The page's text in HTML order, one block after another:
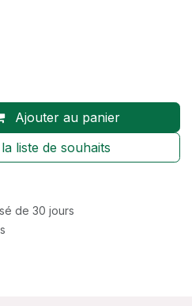
Ajouter au panier
liste de souhaits
de 30 jours